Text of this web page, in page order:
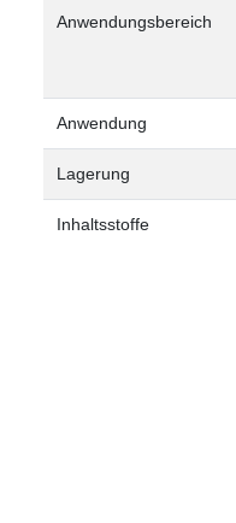
Anwendungsbereich
Anwendung
Lagerung
Inhaltsstoffe